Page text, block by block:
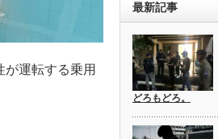
運転する乗用
最新記事
どろもどろ。